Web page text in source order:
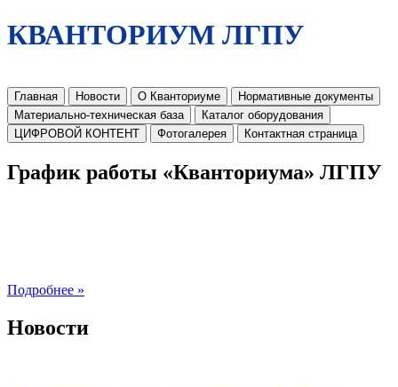
КВАНТОРИУМ ЛГПУ
Главная Новости О Кванториуме
Нормативные документы
Материально-техническая база
Каталог оборудования
ЦИФРОВОЙ КОНТЕНТ
Фотогалерея Контактная страница
График работы «Кванториума» ЛГПУ
Подробнее »
Новости